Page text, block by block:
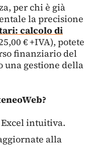
per chi è già
la precisione
calcolo di
€ +IVA), potete
finanziario del
una gestione della
intuitiva.
alla